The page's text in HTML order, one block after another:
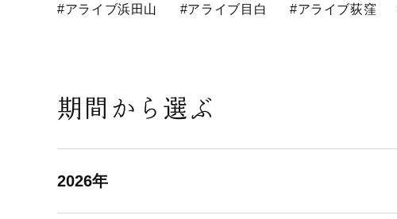
#アライブ浜田山 #アライブ目白 #アライブ荻窪
期間から選ぶ
2026年